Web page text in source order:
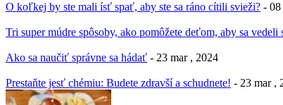
O koľkej by ste mali ísť spať, aby ste sa ráno cítili svieži? - 08
Tri super múdre spôsoby, ako pomôžete deťom, aby sa vedeli
Ako sa naučiť správne sa hádať - 23 mar , 2024
Prestaňte jesť chémiu: Budete zdravší a schudnete! - 23 mar ,